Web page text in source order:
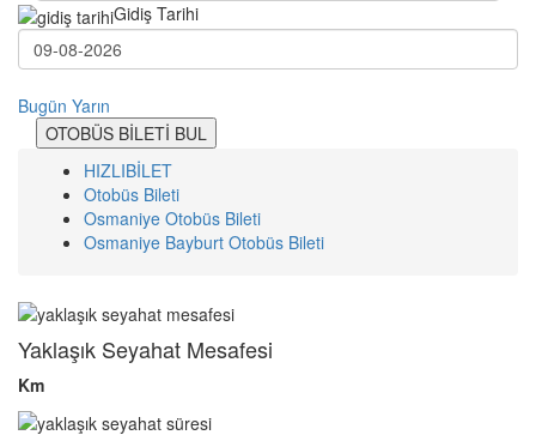
Gidiş Tarihi
Bugün Yarın
OTOBÜS BİLETİ BUL
HIZLIBİLET
Otobüs Bileti
Osmaniye Otobüs Bileti
Osmaniye Bayburt Otobüs Bileti
Yaklaşık Seyahat Mesafesi
Km